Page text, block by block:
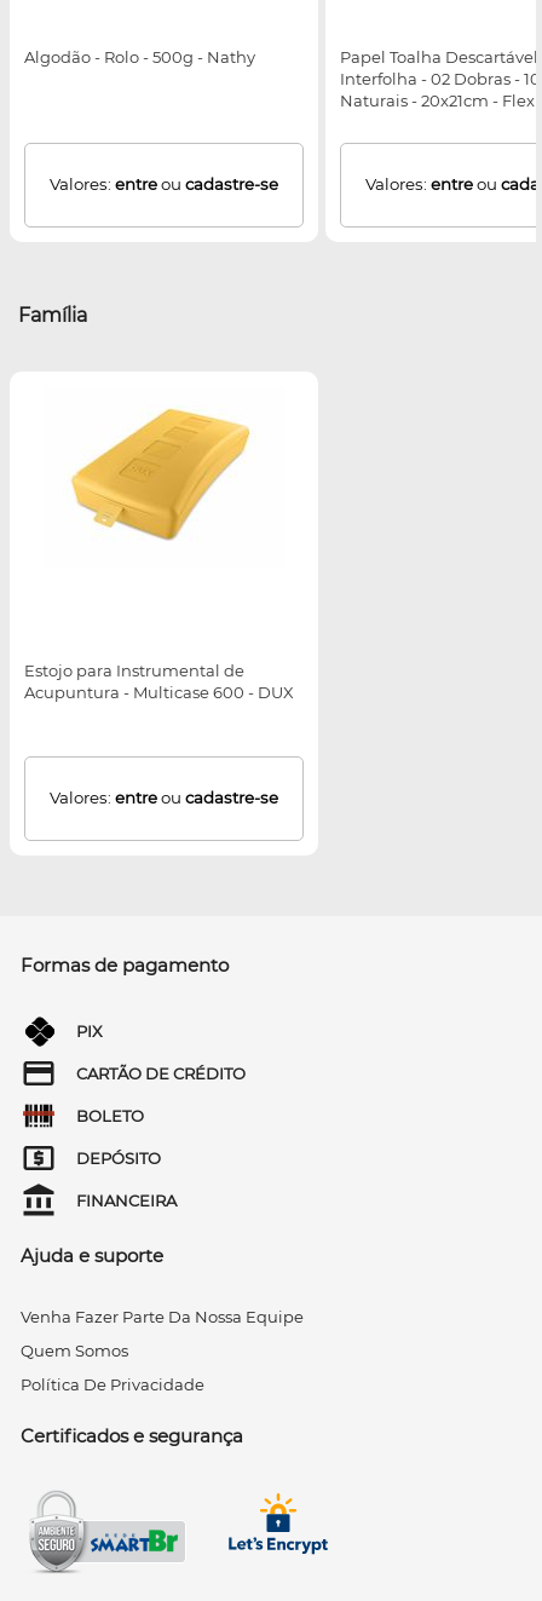
Algodão - Rolo - 500g - Nathy
Valores: entreou cadastre-se
Papel Toalha Descartável
Interfolha - 02 Dobras -
Naturais - 20x21cm -
Valores: entreou
Família
Estojo para Instrumental de
Acupuntura - Multicase 600 - DUX
Valores: entreou cadastre-se
Formas de pagamento
PIX
CARTÃO DE CRÉDITO
BOLETO
DEPÓSITO
FINANCEIRA
Ajuda e suporte
Venha Fazer Parte Da Nossa Equipe
Quem Somos
Política De Privacidade
Certificados e segurança